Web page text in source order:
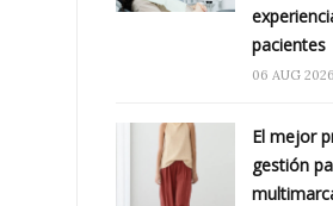
pacientes
06 AUG 2026
El mejor
gestión